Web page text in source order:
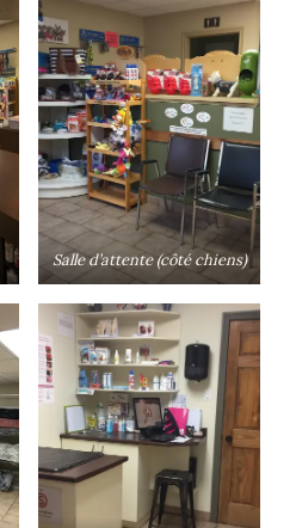
Salle d’attente (côté chiens)